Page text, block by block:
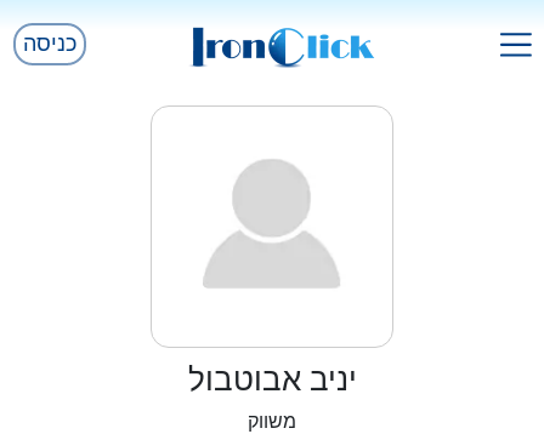
כניסה
יניב אבוטבול
משווק